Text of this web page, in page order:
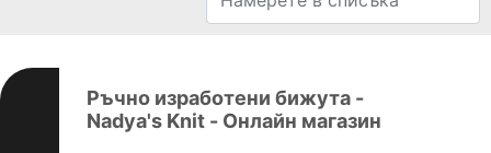
Ръчно изработени бижута -
Nadya's Knit - Онлайн магазин